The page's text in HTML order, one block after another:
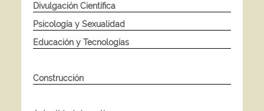
Divulgación Científica
Psicología y Sexualidad
Educación y Tecnologías
Construcción